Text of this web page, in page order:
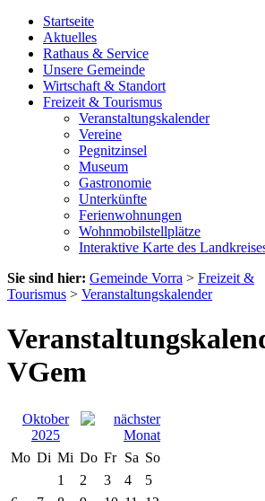
Startseite
Aktuelles
Rathaus & Service
Unsere Gemeinde
Wirtschaft & Standort
Freizeit & Tourismus
Veranstaltungskalender
Vereine
Pegnitzinsel
Museum
Gastronomie
Unterkünfte
Ferienwohnungen
Wohnmobilstellplätze
Interaktive Karte des
Sie sind hier: Gemeinde Vorra > Freizeit &
Tourismus > Veranstaltungskalender
VGem
Oktober
2025
Mo Di Mi Do Fr Sa So
1
2 3 4
5